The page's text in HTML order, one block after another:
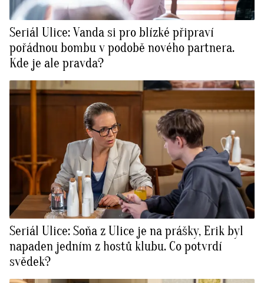
Seriál Ulice: Vanda si pro blízké připraví
pořádnou bombu v podobě nového partnera.
Kde je ale pravda?
Seriál Ulice: Soňa z Ulice je na prášky, Erik byl
napaden jedním z hostů klubu. Co potvrdí
svědek?